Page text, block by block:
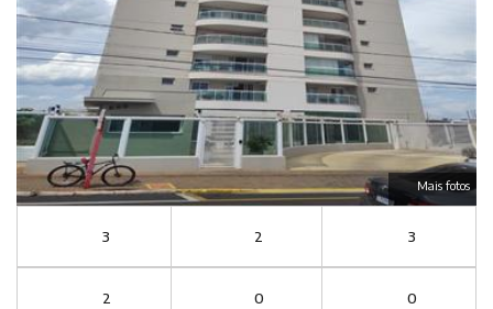
Mais fotos
3 2 3
2 0 0